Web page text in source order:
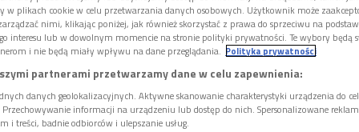
domach, przypatrują się naszym sprawom,
z nami. Rozniecają w nas iskierkę nadziei na lepsze
żyć dobrze, godnie i uczciwie. Odcinek 3443.
w plikach cookie w celu przetwarzania danych osobowych. Użytkownik może
nimi, klikając poniżej, jak również skorzystać z prawa do sprzeciwu na
interesu lub w dowolnym momencie na stronie polityki prywatności. Te wybory będą
i nie będą miały wpływu na dane przeglądania. Polityka prywatności
partnerami przetwarzamy dane w celu zapewnienia:
danych geolokalizacyjnych. Aktywne skanowanie charakterystyki urządzenia do
informacji na urządzeniu lub dostęp do nich. Spersonalizowane
i treści, badnie odbiorców i ulepszanie usług.